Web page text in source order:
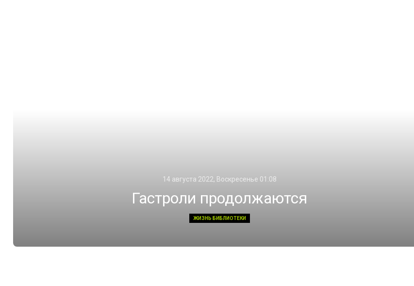
14 августа 2022, Воскресенье 01:08
Гастроли продолжаются
ЖИЗНЬ БИБЛИОТЕКИ